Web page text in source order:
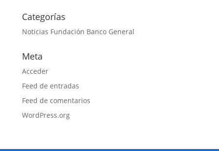
Categorías
Noticias Fundación Banco General
Meta
Acceder
Feed de entradas
Feed de comentarios
WordPress.org